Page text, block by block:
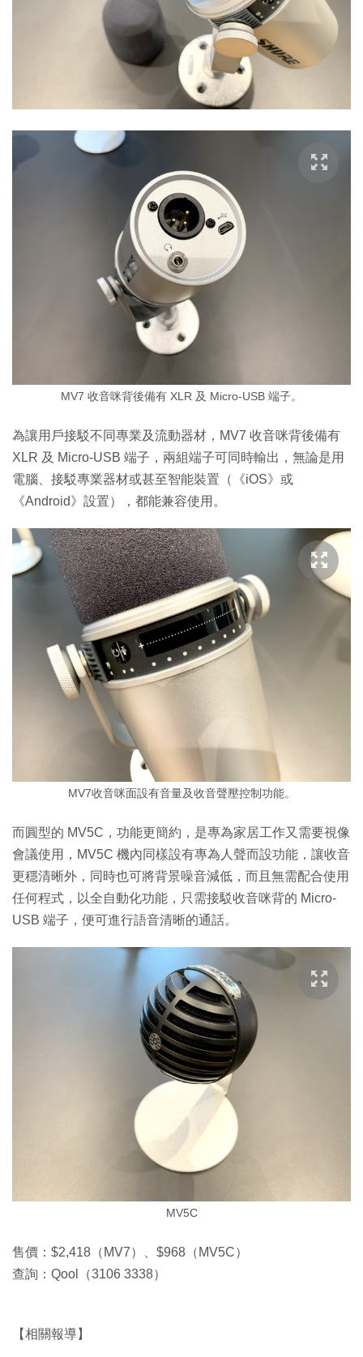
MV7 收音咪背後備有 XLR 及 Micro-USB 端子。
為讓用戶接駁不同專業及流動器材，MV7 收音咪背後備有
XLR 及 Micro-USB 端子，兩組端子可同時輸出，無論是用
電腦、接駁專業器材或甚至智能裝置（《iOS》或
《Android》設置），都能兼容使用。
MV7收音咪面設有音量及收音聲壓控制功能。
而圓型的 MV5C，功能更簡約，是專為家居工作又需要視像
會議使用，MV5C 機內同樣設有專為人聲而設功能，讓收音
更穩清晰外，同時也可將背景噪音減低，而且無需配合使用
任何程式，以全自動化功能，只需接駁收音咪背的 Micro-
USB 端子，便可進行語音清晰的通話。
MV5C
售價：$2,418（MV7）、$968（MV5C）
查詢：Qool（3106 3338）
【相關報導】